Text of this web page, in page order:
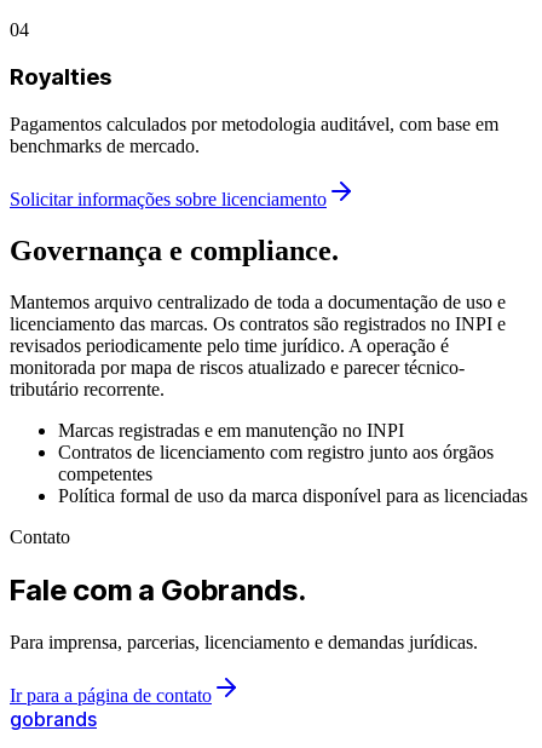
04
Royalties
Pagamentos calculados por metodologia auditável, com base em
benchmarks de mercado.
Solicitar informações sobre licenciamento
Governança e compliance.
Mantemos arquivo centralizado de toda a documentação de uso e
licenciamento das marcas. Os contratos são registrados no INPI e
revisados periodicamente pelo time jurídico. A operação é
monitorada por mapa de riscos atualizado e parecer técnico-
tributário recorrente.
Marcas registradas e em manutenção no INPI
Contratos de licenciamento com registro junto aos órgãos
competentes
Política formal de uso da marca disponível para as licenciadas
Contato
Fale com a Gobrands.
Para imprensa, parcerias, licenciamento e demandas jurídicas.
Ir para a página de contato
gobrands